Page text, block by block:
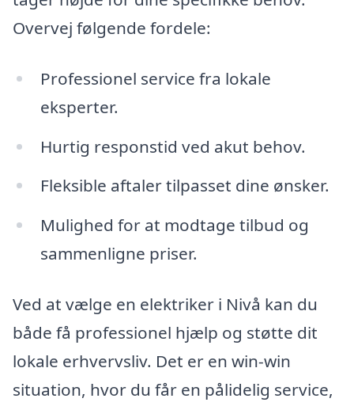
Overvej følgende fordele:
Professionel service fra lokale
eksperter.
Hurtig responstid ved akut behov.
Fleksible aftaler tilpasset dine ønsker.
Mulighed for at modtage tilbud og
sammenligne priser.
Ved at vælge en elektriker i Nivå kan du
både få professionel hjælp og støtte dit
lokale erhvervsliv. Det er en win-win
situation, hvor du får en pålidelig service,